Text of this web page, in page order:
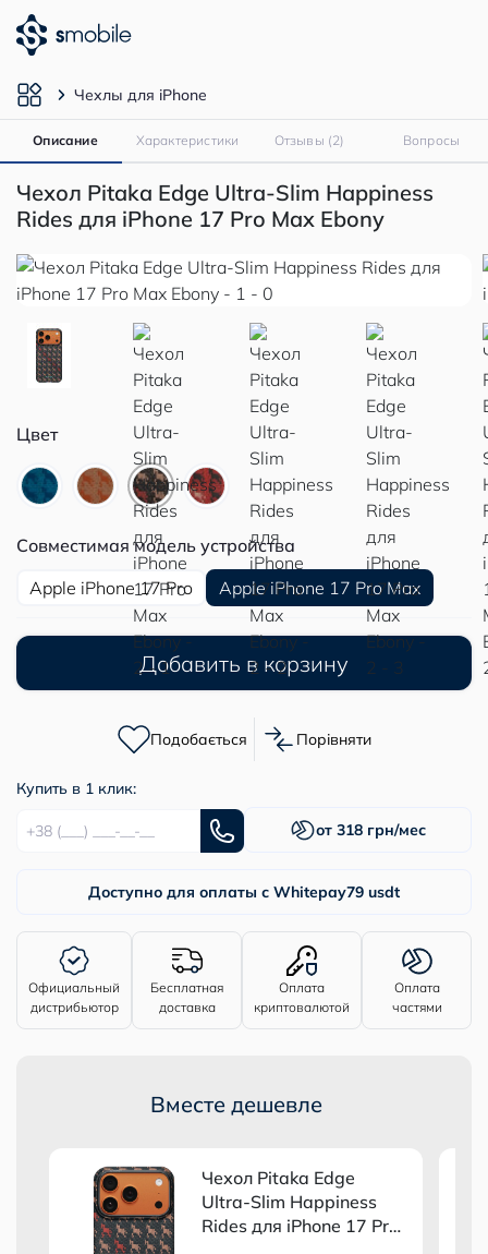
Чехлы для iPhone
Описание Характеристики Отзывы (2) Вопросы
Чехол Pitaka Edge Ultra-Slim Happiness
Rides для iPhone 17 Pro Max Ebony
Цвет
Совместимая модель устройства
Apple iPhone 17 Pro
Apple iPhone 17 Pro Max
Добавить в корзину
Подобається Порівняти
Купить в 1 клик:
от 318 грн/мес
Доступно для оплаты с Whitepay79 usdt
Официальный
дистрибьютор
Бесплатная
доставка
Оплата
криптовалютой
Оплата
частями
Вместе дешевле
Чехол Pitaka Edge
Ultra-Slim Happiness
Rides для iPhone 17 Pro